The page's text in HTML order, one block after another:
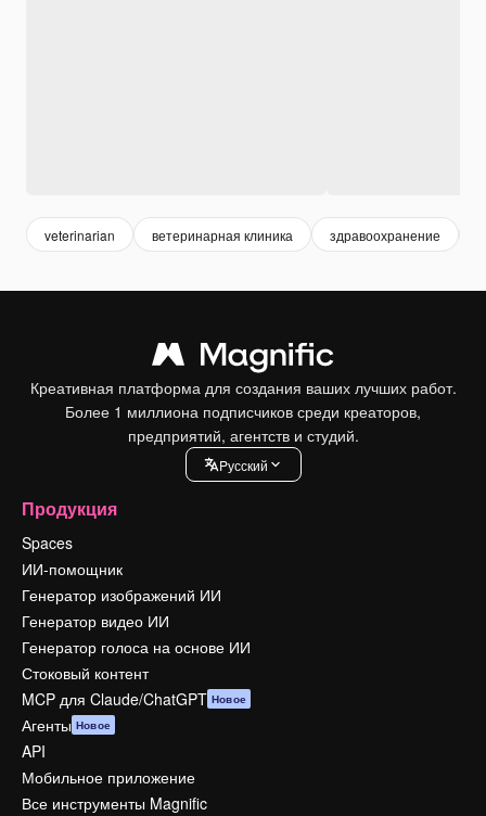
veterinarian ветеринарная клиника здравоохранение
Креативная платформа для создания ваших лучших работ.
Более 1 миллиона подписчиков среди креаторов,
предприятий, агентств и студий.
Pусский
Продукция
Spaces
ИИ-помощник
Генератор изображений ИИ
Генератор видео ИИ
Генератор голоса на основе ИИ
Стоковый контент
MCP для Claude/ChatGPT Новое
Агенты Новое
API
Мобильное приложение
Все инструменты Magnific